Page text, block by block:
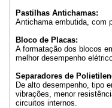
Pastilhas Antichamas:
Antichama embutida, com
Bloco de Placas:
A formatação dos blocos
melhor desempenho
Separadores de
De alto desempenho, tipo
vibrações, menor
circuitos internos.